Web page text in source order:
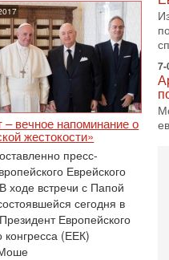
– вечное напоминание о
жестокости»
пресс-
Еврейского
ходе встречи с Папой
сегодня в
Европейского
конгресса (ЕЕК)
7-